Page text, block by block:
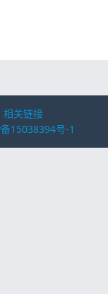
相关链接
15038394号-1